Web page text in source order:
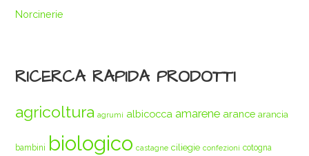
Norcinerie
RICERCA RAPIDA PRODOTTI
agricoltura agrumi albicocca amarene arance arancia
bambini biologico castagne ciliegie confezioni cotogna